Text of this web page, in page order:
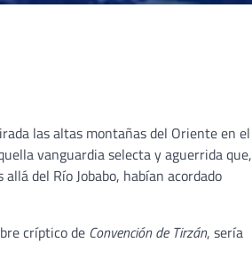
las altas montañas del Oriente en el
vanguardia selecta y aguerrida que,
del Río Jobabo, habían acordado
críptico de Convención de Tirzán, sería